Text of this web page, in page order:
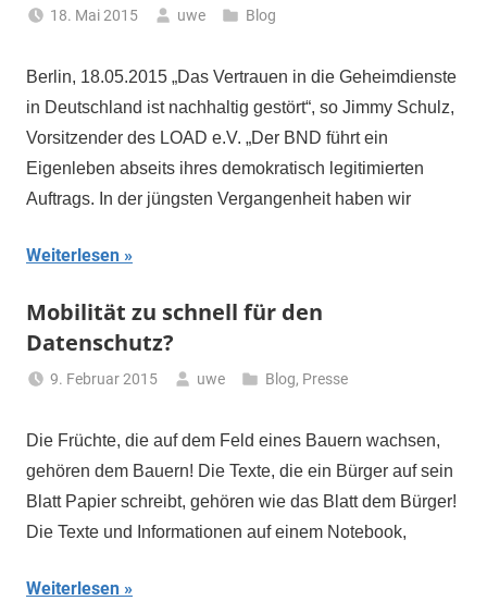
18. Mai 2015 uwe Blog
Berlin, 18.05.2015 „Das Vertrauen in die Geheimdienste
in Deutschland ist nachhaltig gestört“, so Jimmy Schulz,
Vorsitzender des LOAD e.V. „Der BND führt ein
Eigenleben abseits ihres demokratisch legitimierten
Auftrags. In der jüngsten Vergangenheit haben wir
Weiterlesen
Mobilität zu schnell für den
Datenschutz?
9. Februar 2015 uwe Blog, Presse
Die Früchte, die auf dem Feld eines Bauern wachsen,
gehören dem Bauern! Die Texte, die ein Bürger auf sein
Blatt Papier schreibt, gehören wie das Blatt dem Bürger!
Die Texte und Informationen auf einem Notebook,
Weiterlesen